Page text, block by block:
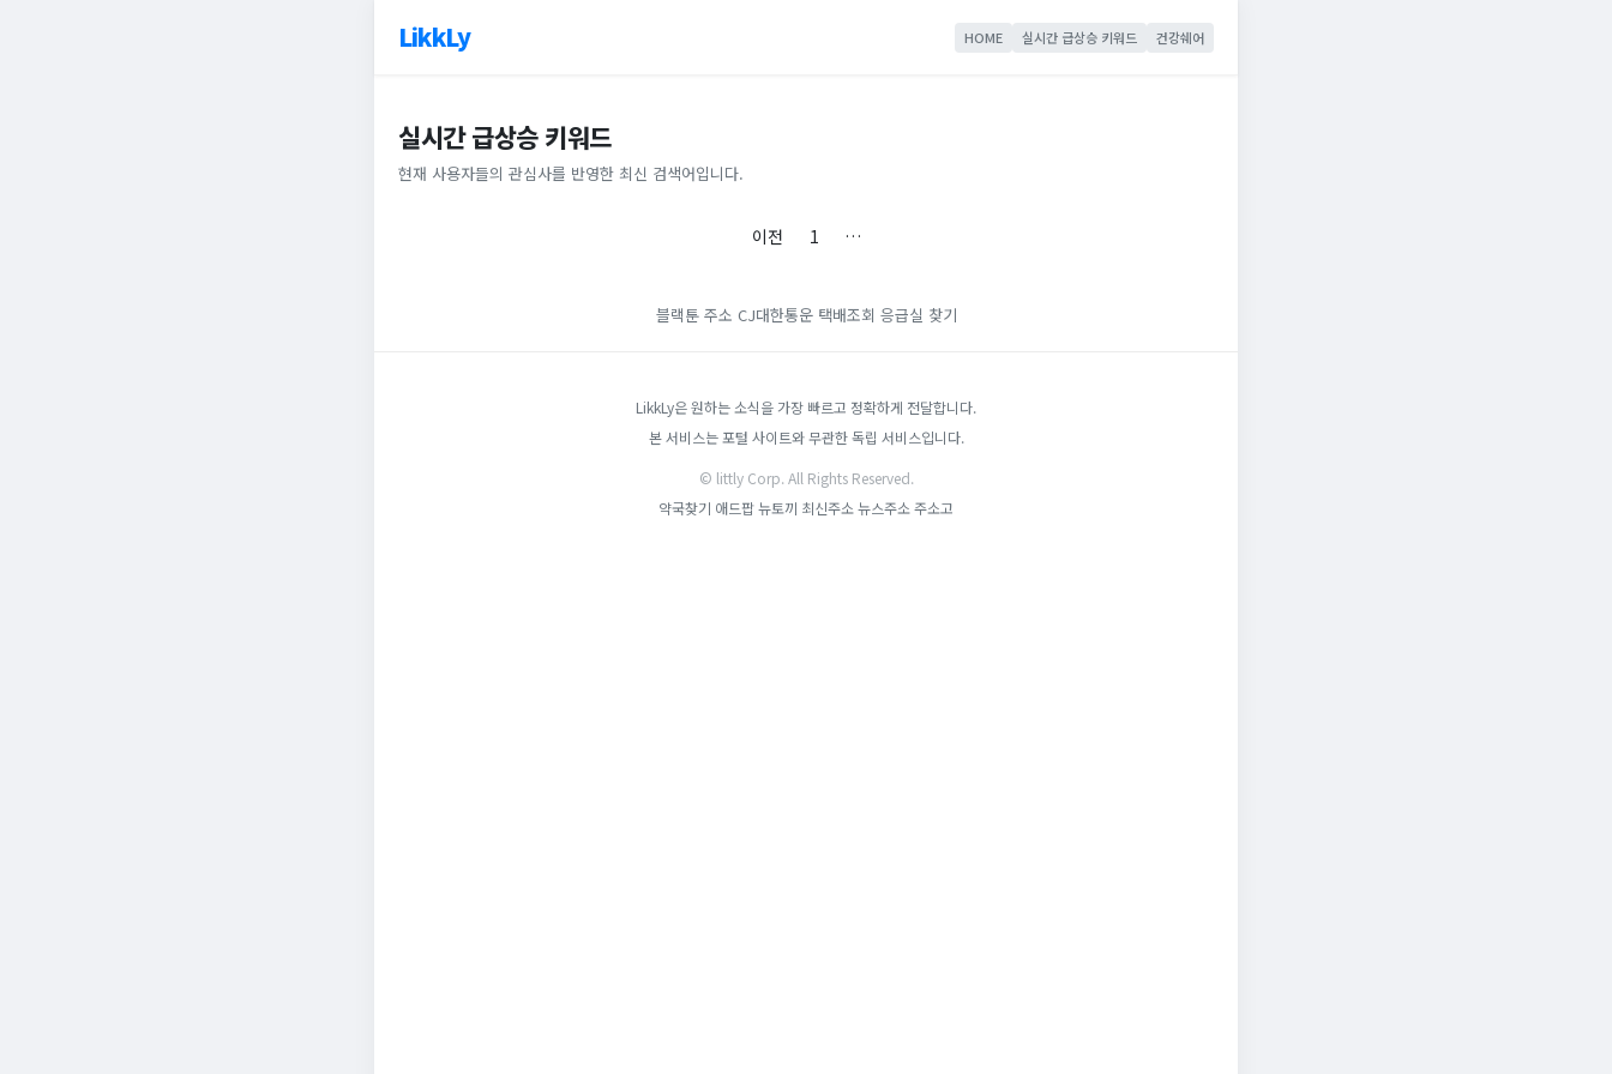
LikkLy HOME 실시간 급상승 키워드 건강쉐어
실시간 급상승 키워드
현재 사용자들의 관심사를 반영한 최신 검색어입니다.
이전 1 …
블랙툰 주소 CJ대한통운 택배조회 응급실 찾기
LikkLy은 원하는 소식을 가장 빠르고 정확하게 전달합니다.
본 서비스는 포털 사이트와 무관한 독립 서비스입니다.
© littly Corp. All Rights Reserved.
약국찾기 애드팝뉴토끼 최신주소뉴스주소주소고